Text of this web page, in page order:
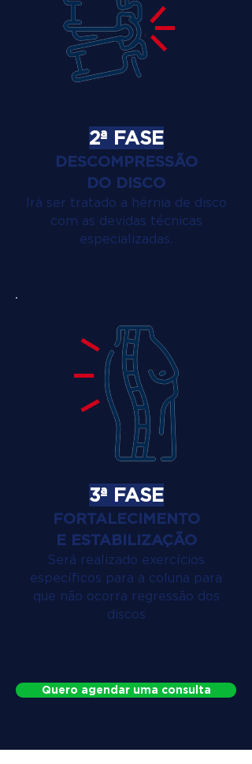
2ª FASE
DESCOMPRESSÃO
DO DISCO
Irá ser tratado a hérnia de disco
com as devidas técnicas
especializadas.
3ª FASE
FORTALECIMENTO
E ESTABILIZAÇÃO
Será realizado exercícios
específicos para a coluna para
que não ocorra regressão dos
discos
Quero agendar uma consulta